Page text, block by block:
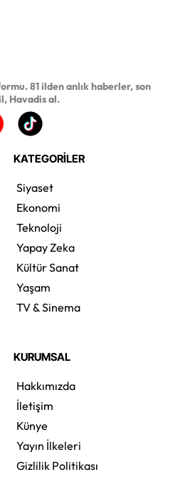
81 ilden anlık haberler, son
Havadis al.
KATEGORİLER
Siyaset
Ekonomi
Teknoloji
Yapay Zeka
Kültür Sanat
Yaşam
TV & Sinema
KURUMSAL
Hakkımızda
İletişim
Künye
Yayın İlkeleri
Gizlilik Politikası